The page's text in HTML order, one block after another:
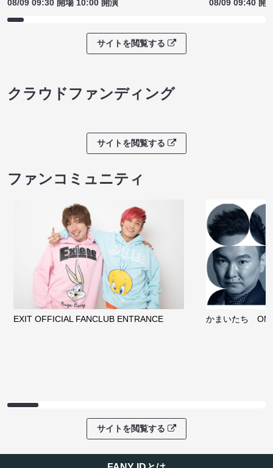
08/09 09:30 開場 10:00 開演
08/09 09:40 開
サイトを閲覧する
クラウドファンディング
サイトを閲覧する
ファンコミュニティ
EXIT OFFICIAL FANCLUB ENTRANCE かまいたち
サイトを閲覧する